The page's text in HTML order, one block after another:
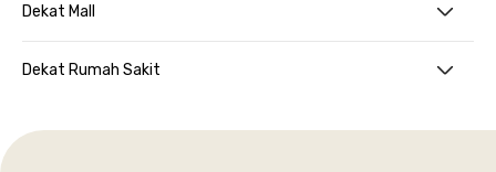
Dekat Mall
Dekat Rumah Sakit